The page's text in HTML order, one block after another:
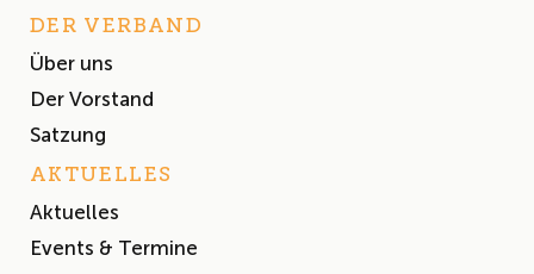
DER VERBAND
Über uns
Der Vorstand
Satzung
AKTUELLES
Aktuelles
Events & Termine